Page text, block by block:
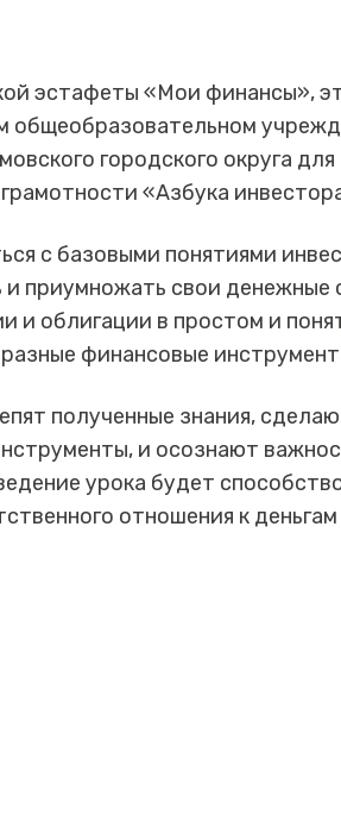
эстафеты «Мои финансы»,
городского округа
«Азбука
с базовыми понятиями
приумножать свои денежные
и облигации в простом и
финансовые
полученные знания,
и осознают
урока будет
отношения к деньгам